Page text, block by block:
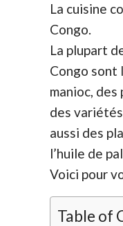
La cuisine
Congo.
La plupart
Congo sont
manioc,
des
aussi des
l’huile de
Voici pour
Table of